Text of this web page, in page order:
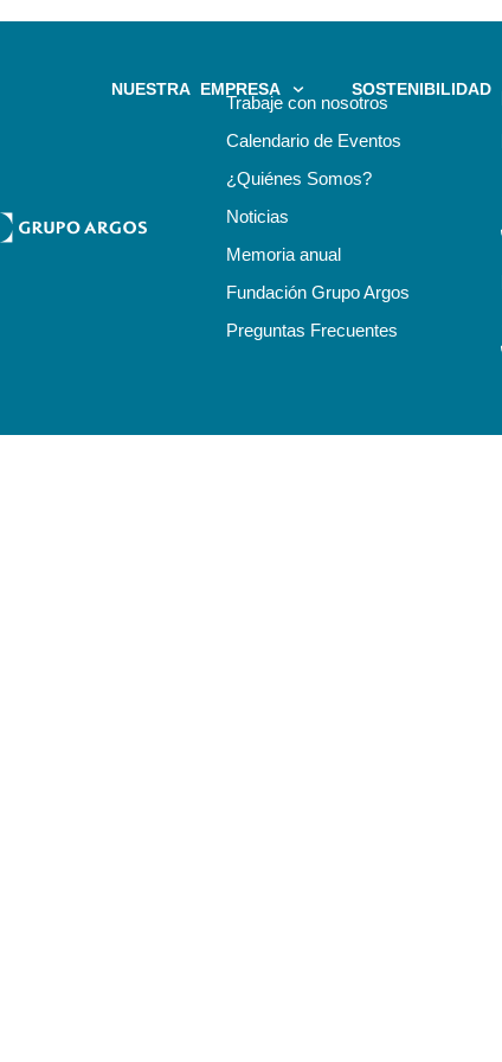
NUESTRA EMPRESA SOSTENIBILIDAD
Trabaje con nosotros
Calendario de Eventos
¿Quiénes Somos?
Noticias
Memoria anual
Fundación Grupo Argos
Preguntas Frecuentes